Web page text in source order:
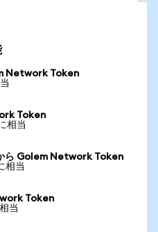
Network Token
Token
相当
ら Golem Network Token
相当
Token
当